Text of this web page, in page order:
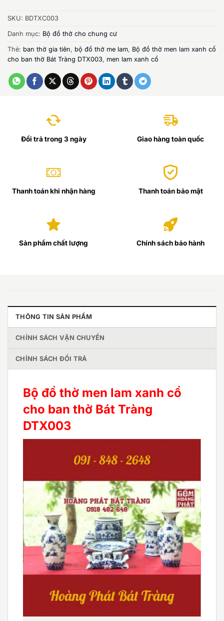
SKU: BDTXC003
Danh mục: Bộ đồ thờ cho chung cư
Thẻ: ban thờ gia tiên, bộ đồ thờ me lam, Bộ đồ thờ men lam xanh cổ
cho ban thờ Bát Tràng DTX003, men lam xanh cổ
Đổi trả trong 3 ngày Giao hàng toàn quốc
Thanh toán khi nhận hàng Thanh toán bảo mật
Sản phẩm chất lượng Chính sách bảo hành
THÔNG TIN SẢN PHẨM
CHÍNH SÁCH VẬN CHUYỂN
CHÍNH SÁCH ĐỔI TRẢ
Bộ đồ thờ men lam xanh cổ
cho ban thờ Bát Tràng
DTX003